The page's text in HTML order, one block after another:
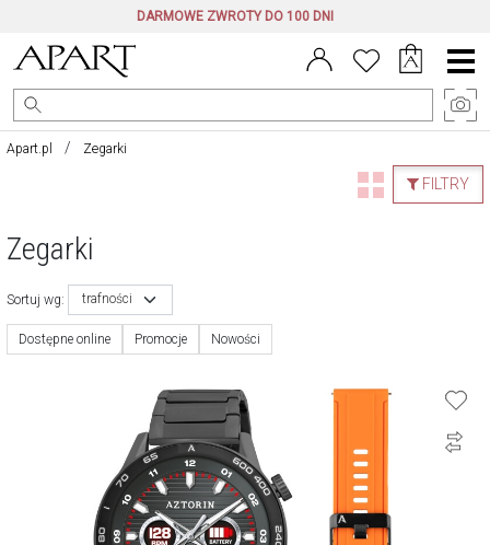
DARMOWE ZWROTY DO 100 DNI
Menu
główne
Apart.pl Zegarki
FILTRY
Zegarki
Sortuj wg: trafności
Dostępne online Promocje Nowości